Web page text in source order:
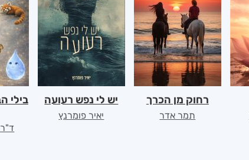
רחוק מן הכרך
תמר אדר
יש לי נפש רעועה
יאיר פומרנץ
בילי
ד"ר